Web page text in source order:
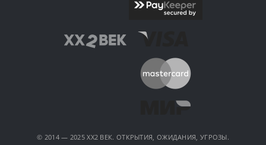
© 2014 — 2025 XX2 ВЕК. ОТКРЫТИЯ, ОЖИДАНИЯ, УГРОЗЫ.